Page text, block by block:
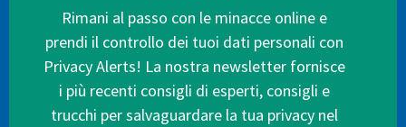
Rimani al passo con le minacce online e
prendi il controllo dei tuoi dati personali con
Privacy Alerts! La nostra newsletter fornisce
i più recenti consigli di esperti, consigli e
trucchi per salvaguardare la tua privacy nel